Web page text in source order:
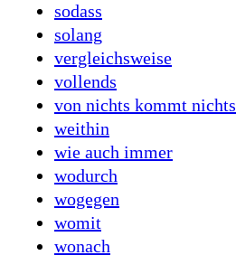
sodass
solang
vergleichsweise
vollends
von nichts kommt nichts
weithin
wie auch immer
wodurch
wogegen
womit
wonach